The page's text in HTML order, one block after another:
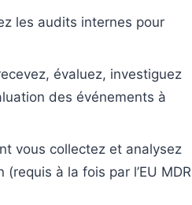
les audits internes pour
évaluez, investiguez
des événements à
vous collectez et analysez
à la fois par l’EU MDR